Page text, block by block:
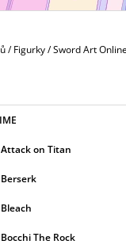
/ Figurky/Sword Art
Attack on Titan
Berserk
Bleach
Bocchi The Rock